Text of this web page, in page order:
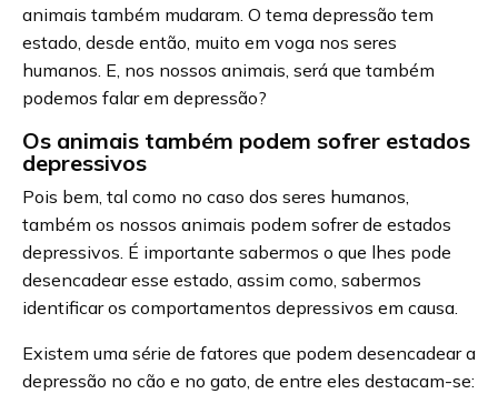
animais também mudaram. O tema depressão tem
estado, desde então, muito em voga nos seres
humanos. E, nos nossos animais, será que também
podemos falar em depressão?
Os animais também podem sofrer estados
depressivos
Pois bem, tal como no caso dos seres humanos,
também os nossos animais podem sofrer de estados
depressivos. É importante sabermos o que lhes pode
desencadear esse estado, assim como, sabermos
identificar os comportamentos depressivos em causa.
Existem uma série de fatores que podem desencadear a
depressão no cão e no gato, de entre eles destacam-se: